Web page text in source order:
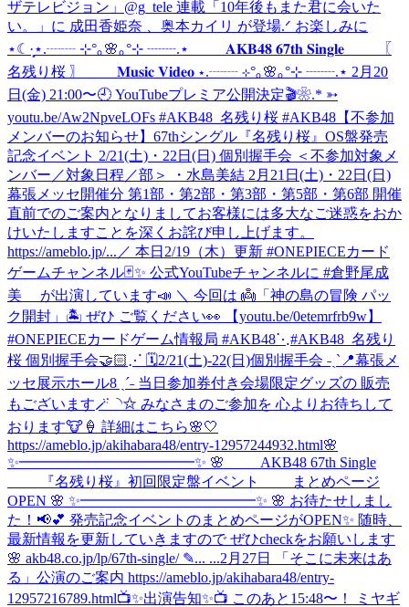
ザテレビジョン」@g_tele 連載「10年後もまた君に会いた
い。」に 成田香姫奈 、奥本カイリ が登場.ᐟ お楽しみに
⋆☾·̩͙⋆.┈┈ ⊹°｡🌸｡°⊹ ┈┈.⋆ 𝐀𝐊𝐁𝟒𝟖 𝟔𝟕𝐭𝐡 𝐒𝐢𝐧𝐠𝐥𝐞 〖
名残り桜 〗 𝐌𝐮𝐬𝐢𝐜 𝐕𝐢𝐝𝐞𝐨 ⋆.┈┈ ⊹°｡🌸｡°⊹ ┈┈.⋆ 2月20
日(金) 21:00〜🕘 YouTubeプレミア公開決定🎬❀.* ➳
youtu.be/Aw2NpveLOFs #AKB48_名残り桜 #AKB48 【不参加
メンバーのお知らせ】67thシングル『名残り桜』OS盤発売
記念イベント 2/21(土)・22日(日) 個別握手会 ＜不参加対象メ
ンバー／対象日程／部＞ ・水島美結 2月21日(土)・22日(日)
幕張メッセ開催分 第1部・第2部・第3部・第5部・第6部 開催
直前でのご案内となりましてお客様には多大なご迷惑をおか
けいたしますことを深くお詫び申し上げます。
https://ameblo.jp/... ／ 本日2/19（木）更新 #ONEPIECEカード
ゲームチャンネル🃏✨ 公式YouTubeチャンネルに #倉野尾成
美 が出演しています📣 ＼ 今回は 👼「神の島の冒険 パッ
ク開封」🏝️ ぜひ ご覧ください👀 【youtu.be/0etemrfrb9w】
#ONEPIECEカードゲーム情報局 #AKB48⋱#AKB48_名残り
桜 個別握手会🤝🏻⋰ 🗓️2/21(土)-22(日)個別握手会 ˗ˏˋ📍幕張メ
ッセ展示ホール8 ˎˊ˗ 当日参加券付き会場限定グッズの 販売
もございます🪄◝✩ みなさまのご参加を 心よりお待ちして
おります🐮🍦 詳細はこちら🌸🤍
https://ameblo.jp/akihabara48/entry-12957244932.html🌸
✨━━━━━━━━━━━━✨ 🌸 AKB48 67th Single
『名残り桜』初回限定盤イベント まとめページ
OPEN 🌸 ✨━━━━━━━━━━━━✨ 🌸 お待たせしまし
た！📢💕 発売記念イベントのまとめページがOPEN✨ 随時、
最新情報を更新していきますので ぜひcheckをお願いします
🌸 akb48.co.jp/lp/67th-single/ ✎... ...2月27日 「そこに未来はあ
る」公演のご案内 https://ameblo.jp/akihabara48/entry-
12957216789.html📺✨出演告知✨📺 このあと15:48〜！ ミヤギ